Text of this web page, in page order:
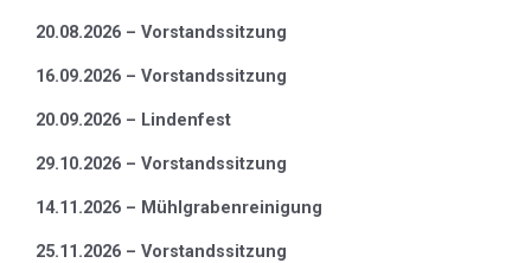
20.08.2026 – Vorstandssitzung
16.09.2026 – Vorstandssitzung
20.09.2026 – Lindenfest
29.10.2026 – Vorstandssitzung
14.11.2026 – Mühlgrabenreinigung
25.11.2026 – Vorstandssitzung